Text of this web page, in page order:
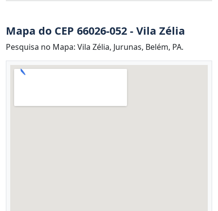
Mapa do CEP 66026-052 - Vila Zélia
Pesquisa no Mapa: Vila Zélia, Jurunas, Belém, PA.